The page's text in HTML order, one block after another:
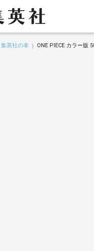
集英社の本 ONE PIECE カラー版